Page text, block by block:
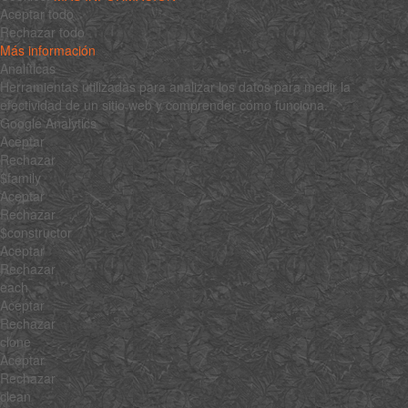
Aceptar todo
Rechazar todo
Más información
Analíticas
Herramientas utilizadas para analizar los datos para medir la
efectividad de un sitio web y comprender cómo funciona.
Google Analytics
Aceptar
Rechazar
$family
Aceptar
Rechazar
$constructor
Aceptar
Rechazar
each
Aceptar
Rechazar
clone
Aceptar
Rechazar
clean